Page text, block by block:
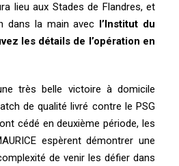
lieu aux Stades de Flandres, et
dans la main avec
l’Institut du
les détails de l’opération en
très belle victoire à domicile
de qualité livré contre le PSG
cédé en deuxième période, les
espèrent démontrer une
de venir les défier dans